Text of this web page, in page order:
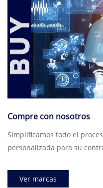
Compre con nosotros
Simplificamos todo el
personalizada para su
Ver marcas